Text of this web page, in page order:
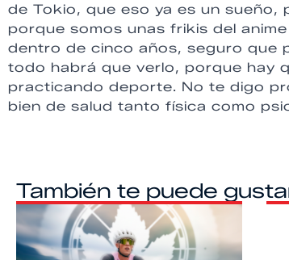
de Tokio, que eso ya es un sueño,
porque somos unas frikis del
dentro de cinco años, seguro que
todo habrá que verlo, porque hay
practicando deporte. No te digo
bien de salud tanto física como
También te puede